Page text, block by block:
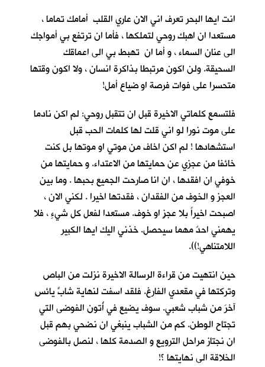
انت ايها البحر تعرف اني الان عاري القلب أمامك تماما ،
مستعدا ان اهبك روحي لتملكها ، فأما ان ترتفع بي أمواجك
الى عنان السماء ، و أما ان تهبط بي الى اعماقك
السحيقة. ولن اكون مرتبطا بذاكرة انسان ، ولا اكون وقتها
متحسرا على فوات فرصة او ضياع أمل!
فلتسمع كلماتي الاخيرة قبل ان تتقبل روحي: لم اكن نادما
على موت نورا لو اني قلت لها كلمات الحب قبل
استشهادها ! لم اكن اخاف من موتي او موتها بل كنت
خائفا من عجزي عن حمايتها من الاعتداء. و حمايتها من
خوفي ان افقدها ، ان انا صارحت الجميع بحبها . وما بين
العجز و الخوف من الفقدان ، فقدتها اخيرا . لكني الان ،
اصبحت اخيراً بلا عجزٍ او خوف. مستعدا لفعل كل شيءٍ ، فلا
يهمني احدٌ مهما سيحصل. خذني اليك ايها الكبير
اللامتناهي!)).
حين انتهيت من قراءة الرسالة الاخيرة نزلت من الباص
وتركتها في مقعدي الفارغ. فلقد اسفت لنهاية شابٍّ يائسٍ
آخرَ من شباب شعبي. سوف يضيع في أُتون الفوضى التي
تجتاح الوطن. كم من الشباب ينبغي ان نضحي بهم قبل
ان نجتاز مراحل الترويع و الصدمة كلها ، لنصل بالفوضى
الخلاقة الى نهايتها ؟!